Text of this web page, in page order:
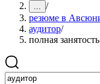
... /
резюме в
аудитор/
полная занятость